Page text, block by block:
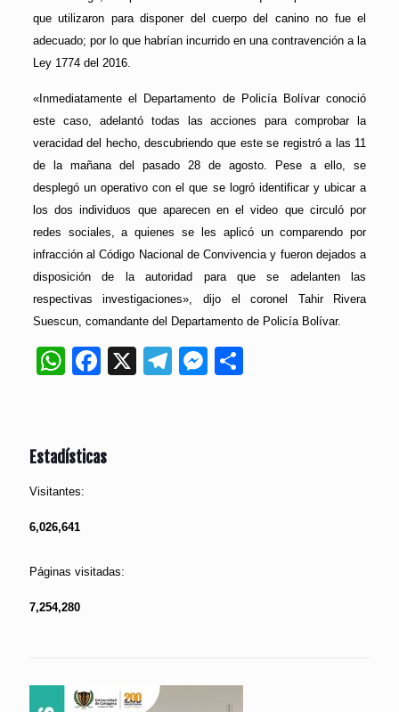
que utilizaron para disponer del cuerpo del canino no fue el
adecuado; por lo que habrían incurrido en una contravención a la
Ley 1774 del 2016.
«Inmediatamente el Departamento de Policía Bolívar conoció
este caso, adelantó todas las acciones para comprobar la
veracidad del hecho, descubriendo que este se registró a las 11
de la mañana del pasado 28 de agosto. Pese a ello, se
desplegó un operativo con el que se logró identificar y ubicar a
los dos individuos que aparecen en el video que circuló por
redes sociales, a quienes se les aplicó un comparendo por
infracción al Código Nacional de Convivencia y fueron dejados a
disposición de la autoridad para que se adelanten las
respectivas investigaciones», dijo el coronel Tahir Rivera
Suescun, comandante del Departamento de Policía Bolívar.
WhatsApp
Facebook
X Telegram
Messenger
Estadísticas
Visitantes:
6,026,641
Páginas visitadas:
7,254,280